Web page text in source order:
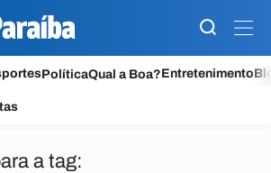
PolíticaQual a Boa?Entretenimento
a tag: